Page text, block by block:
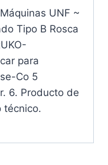
UNF ~
Tipo B Rosca
para
Co 5
6. Producto de
técnico.